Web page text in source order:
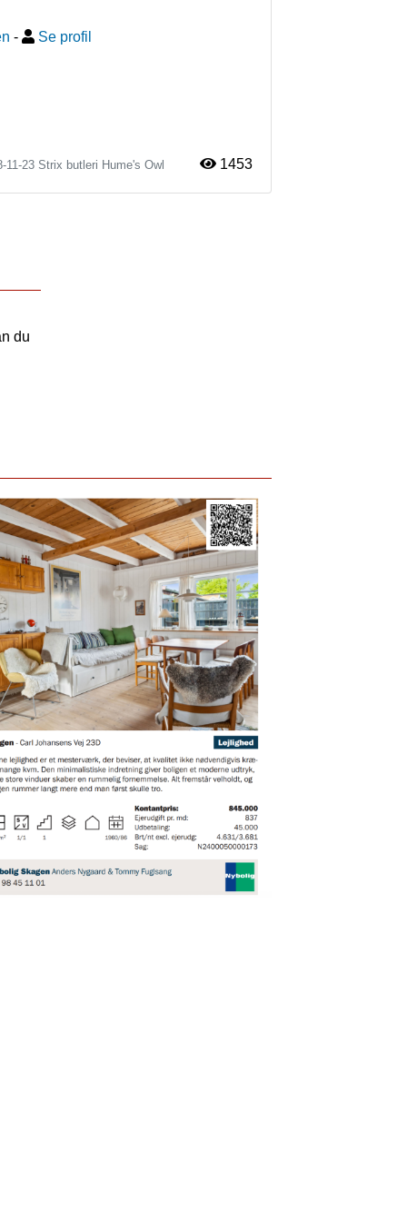
- Se profil
11-23 Strix butleri Hume's Owl 1453
du